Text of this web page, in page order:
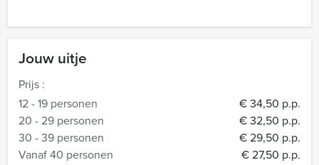
Jouw uitje
Prijs :
12 - 19 personen
€ 34,50 p.p.
20 - 29 personen
€ 32,50 p.p.
30 - 39 personen
€ 29,50 p.p.
Vanaf 40 personen
€ 27,50 p.p.